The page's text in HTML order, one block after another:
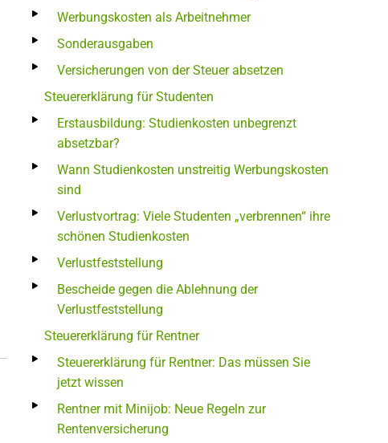
Werbungskosten als Arbeitnehmer
Sonderausgaben
Versicherungen von der Steuer absetzen
Steuererklärung für Studenten
Erstausbildung: Studienkosten unbegrenzt
absetzbar?
Wann Studienkosten unstreitig Werbungskosten
sind
Verlustvortrag: Viele Studenten „verbrennen“ ihre
schönen Studienkosten
Verlustfeststellung
Bescheide gegen die Ablehnung der
Verlustfeststellung
Steuererklärung für Rentner
Steuererklärung für Rentner: Das müssen Sie
jetzt wissen
Rentner mit Minijob: Neue Regeln zur
Rentenversicherung